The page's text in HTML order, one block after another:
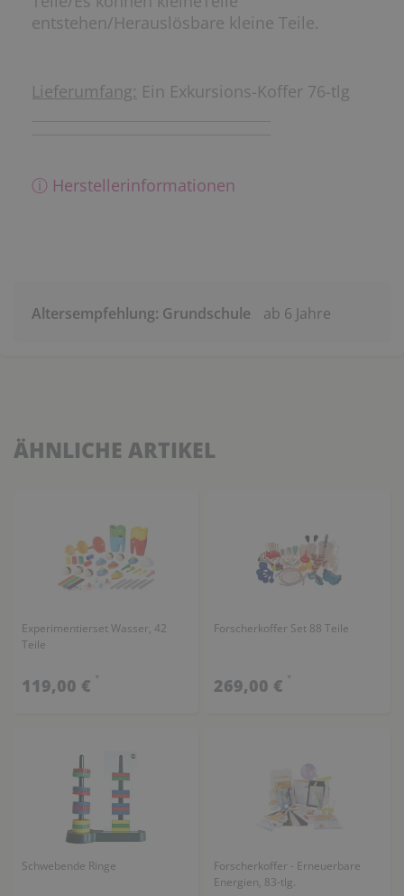
entstehen/Herauslösbare kleine Teile.
Lieferumfang: Ein Exkursions-Koffer 76-tlg
ⓘ Herstellerinformationen
Altersempfehlung: Grundschule ab 6 Jahre
ÄHNLICHE ARTIKEL
Experimentierset Wasser, 42
Teile
119,00 € *
Forscherkoffer Set 88 Teile
269,00 € *
Schwebende Ringe
Forscherkoffer - Erneuerbare
Energien, 83-tlg.